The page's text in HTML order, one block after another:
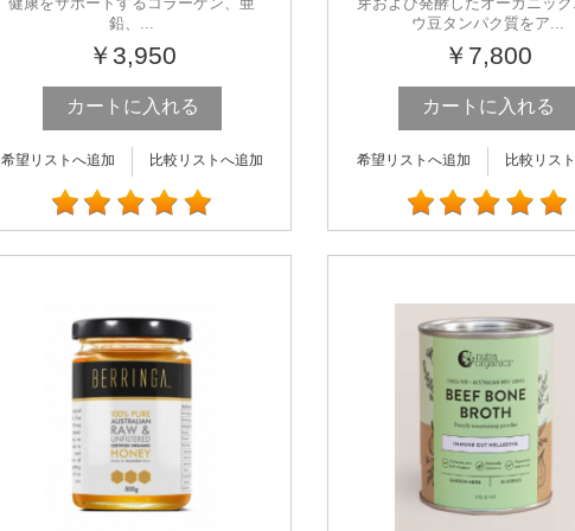
鉛、...
￥3,950
カートに入れる
希望リストへ追加 比較リストへ追加
ウ豆タンパク質をア...
￥7,800
カートに入れる
希望リストへ追加 比較リス